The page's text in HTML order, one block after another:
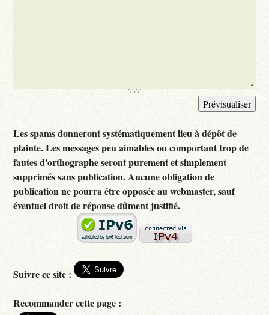
Les spams donneront systématiquement lieu à dépôt de
plainte. Les messages peu aimables ou comportant trop de
fautes d'orthographe seront purement et simplement
supprimés sans publication. Aucune obligation de
publication ne pourra être opposée au webmaster, sauf
éventuel droit de réponse dûment justifié.
Suivre ce site :
Recommander cette page :